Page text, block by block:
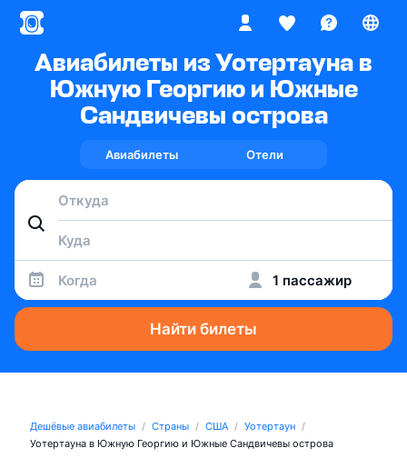
Авиабилеты из Уотертауна в
Южную Георгию и Южные
Сандвичевы острова
Авиабилеты Отели
Когда 1 пассажир
Найти билеты
Дешёвые авиабилеты Страны США
Уотертаун
Уотертауна в Южную Георгию и Южные Сандвичевы острова